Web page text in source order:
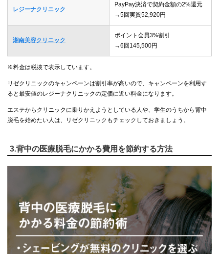
レジーナクリニック
PayPay決済で契約金額の2%還元
→5回実質52,920円
湘南美容クリニック
ポイント会員3%割引
→6回145,500円
※料金は税抜で表示しています。
リゼクリニックのキャンペーンは割引率が高いので、キャンペーンを利用す
ると最安値のレジーナクリニックの定価に近い料金になります。
エステからクリニックに乗りかえようとしている人や、学生のうちから背中
脱毛を始めたい人は、リゼクリニックもチェックしておきましょう。
3.背中の医療脱毛にかかる費用を節約する方法